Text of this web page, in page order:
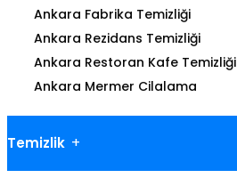
Ankara Fabrika Temizliği
Ankara Rezidans Temizliği
Ankara Restoran Kafe Temizliği
Ankara Mermer Cilalama
Temizlik